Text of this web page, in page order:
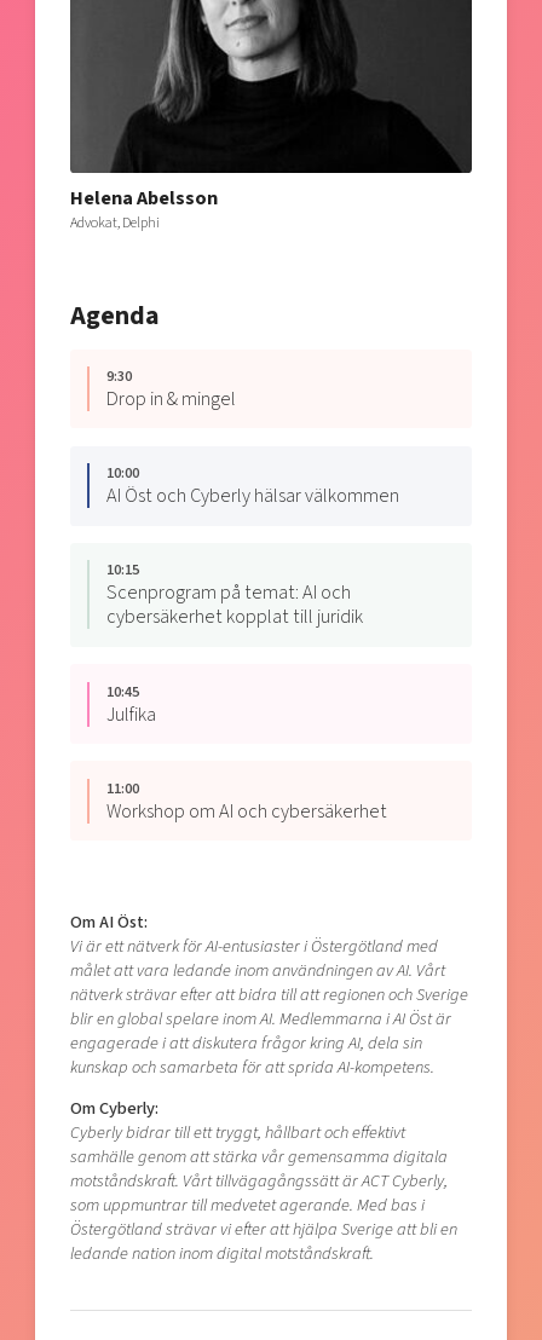
Helena Abelsson
Advokat, Delphi
Agenda
9:30
Drop in & mingel
10:00
AI Öst och Cyberly hälsar välkommen
10:15
Scenprogram på temat: AI och
cybersäkerhet kopplat till juridik
10:45
Julfika
11:00
Workshop om AI och cybersäkerhet
Om AI Öst:
Vi är ett nätverk för AI-entusiaster i Östergötland med
målet att vara ledande inom användningen av AI. Vårt
nätverk strävar efter att bidra till att regionen och Sverige
blir en global spelare inom AI. Medlemmarna i AI Öst är
engagerade i att diskutera frågor kring AI, dela sin
kunskap och samarbeta för att sprida AI-kompetens.
Om Cyberly:
Cyberly bidrar till ett tryggt, hållbart och effektivt
samhälle genom att stärka vår gemensamma digitala
motståndskraft. Vårt tillvägagångssätt är ACT Cyberly,
som uppmuntrar till medvetet agerande. Med bas i
Östergötland strävar vi efter att hjälpa Sverige att bli en
ledande nation inom digital motståndskraft.